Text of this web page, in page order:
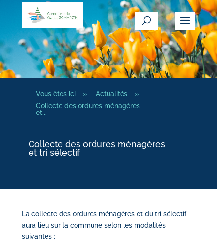
Vous êtes ici » Actualités
»
Collecte des ordures ménagères
et...
Collecte des ordures ménagères
et tri sélectif
La collecte des ordures ménagères et du tri sélectif
aura lieu sur la commune selon les modalités
suivantes :